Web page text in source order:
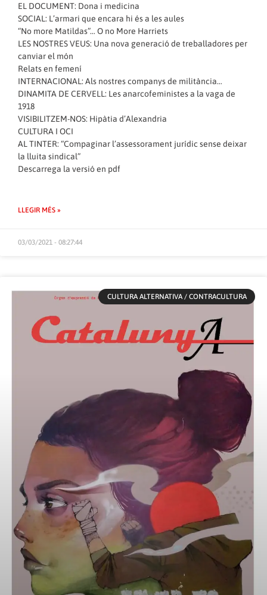
EL DOCUMENT: Dona i medicina
SOCIAL: L’armari que encara hi és a les aules
“No more Matildas”… O no More Harriets
LES NOSTRES VEUS: Una nova generació de treballadores per
canviar el món
Relats en femení
INTERNACIONAL: Als nostres companys de militància…
DINAMITA DE CERVELL: Les anarcofeministes a la vaga de
1918
VISIBILITZEM-NOS: Hipàtia d’Alexandria
CULTURA I OCI
AL TINTER: “Compaginar l’assessorament jurídic sense deixar
la lluita sindical”
Descarrega la versió en pdf
LLEGIR MÉS »
03/03/2021 - 08:27:44
CULTURA ALTERNATIVA / CONTRACULTURA